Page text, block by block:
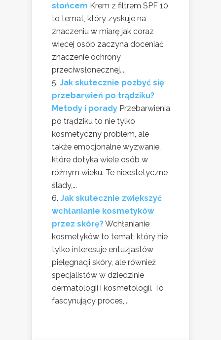
słońcem Krem z filtrem SPF 10
to temat, który zyskuje na
znaczeniu w miarę jak coraz
więcej osób zaczyna doceniać
znaczenie ochrony
przeciwsłonecznej....
Jak skutecznie pozbyć się
przebarwień po trądziku?
Metody i porady Przebarwienia
po trądziku to nie tylko
kosmetyczny problem, ale
także emocjonalne wyzwanie,
które dotyka wiele osób w
różnym wieku. Te nieestetyczne
ślady,...
Jak skutecznie zwiększyć
wchłanianie kosmetyków
przez skórę?Wchłanianie
kosmetyków to temat, który nie
tylko interesuje entuzjastów
pielęgnacji skóry, ale również
specjalistów w dziedzinie
dermatologii i kosmetologii. To
fascynujący proces,...